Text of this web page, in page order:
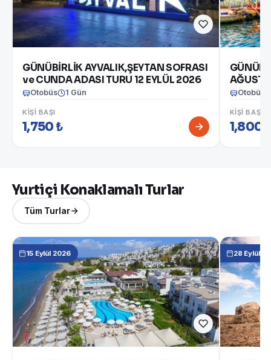
GÜNÜBİRLİK AYVALIK,ŞEYTAN SOFRASI
ve CUNDA ADASI TURU 12 EYLÜL 2026
Otobüs 1 Gün
KIŞI BAŞI
1,750 ₺
Otobüs
KIŞI BAŞI
1,800
Yurtiçi Konaklamalı Turlar
Tüm Turlar
15 Eylül 2026 28 Eylül